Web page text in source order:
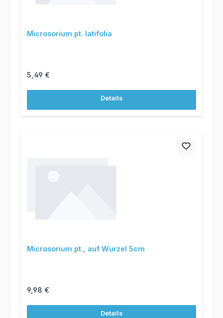
Microsorium pt. latifolia
Regulärer Preis:
5,49 €
Details
Microsorium pt., auf Wurzel 5cm
Regulärer Preis:
9,98 €
Details